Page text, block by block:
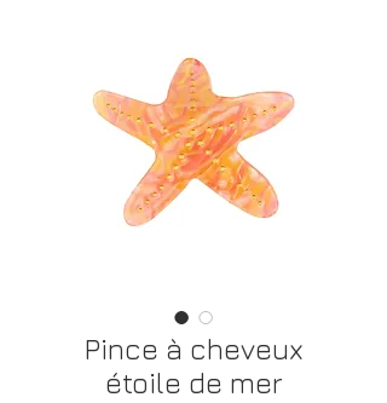
Pince à cheveux
étoile de mer